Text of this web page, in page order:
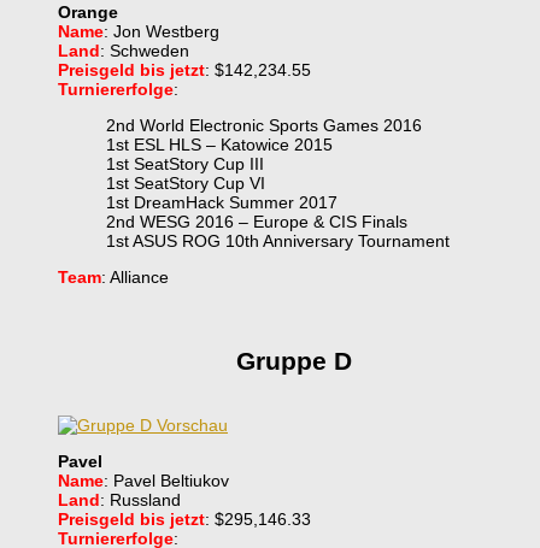
Orange
Name: Jon Westberg
Land: Schweden
Preisgeld bis jetzt: $142,234.55
Turniererfolge:
2nd World Electronic Sports Games 2016
1st ESL HLS – Katowice 2015
1st SeatStory Cup III
1st SeatStory Cup VI
1st DreamHack Summer 2017
2nd WESG 2016 – Europe & CIS Finals
1st ASUS ROG 10th Anniversary Tournament
Team: Alliance
Gruppe D
Pavel
Name: Pavel Beltiukov
Land: Russland
Preisgeld bis jetzt: $295,146.33
Turniererfolge: